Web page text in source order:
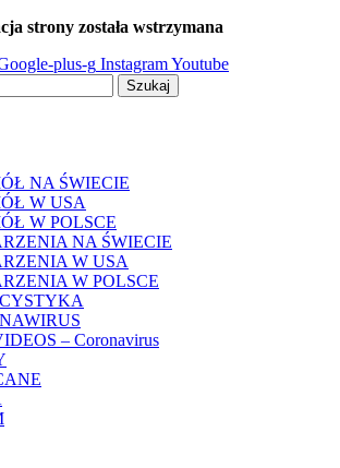
została wstrzymana
plus-g InstagramYoutube
Szukaj
NA ŚWIECIE
W USA
W POLSCE
NA ŚWIECIE
W USA
W POLSCE
– Coronavirus